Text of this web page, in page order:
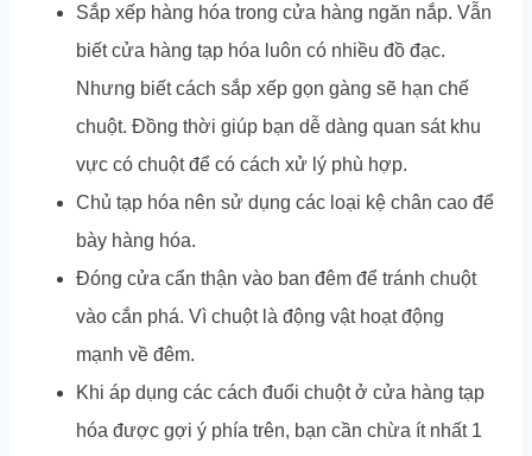
Sắp xếp hàng hóa trong cửa hàng ngăn nắp. Vẫn
biết cửa hàng tạp hóa luôn có nhiều đồ đạc.
Nhưng biết cách sắp xếp gọn gàng sẽ hạn chế
chuột. Đồng thời giúp bạn dễ dàng quan sát khu
vực có chuột để có cách xử lý phù hợp.
Chủ tạp hóa nên sử dụng các loại kệ chân cao để
bày hàng hóa.
Đóng cửa cẩn thận vào ban đêm để tránh chuột
vào cắn phá. Vì chuột là động vật hoạt động
mạnh về đêm.
Khi áp dụng các cách đuổi chuột ở cửa hàng tạp
hóa được gợi ý phía trên, bạn cần chừa ít nhất 1